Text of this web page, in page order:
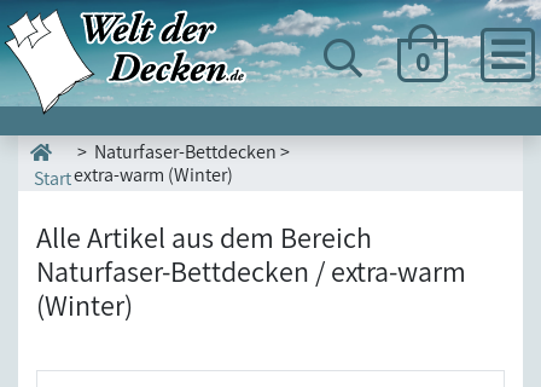
0
Start
> Naturfaser-Bettdecken >
extra-warm (Winter)
Alle Artikel aus dem Bereich
Naturfaser-Bettdecken / extra-warm
(Winter)